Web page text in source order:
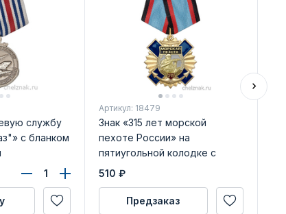
службу
с бланком
Артикул: 18479
Знак «315 лет морской
пехоте России» на
пятиугольной колодке с
бланком удостоверения
510 ₽
Предзаказ